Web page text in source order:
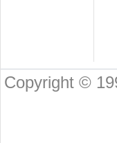
Copyright ©